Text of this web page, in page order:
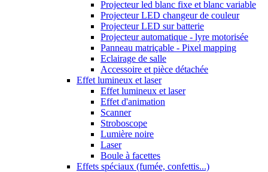
Projecteur led blanc fixe et blanc variable
Projecteur LED changeur de couleur
Projecteur LED sur batterie
Projecteur automatique - lyre motorisée
Panneau matriçable - Pixel mapping
Eclairage de salle
Accessoire et pièce détachée
Effet lumineux et laser
Effet lumineux et laser
Effet d'animation
Scanner
Stroboscope
Lumière noire
Laser
Boule à facettes
Effets spéciaux (fumée, confettis...)